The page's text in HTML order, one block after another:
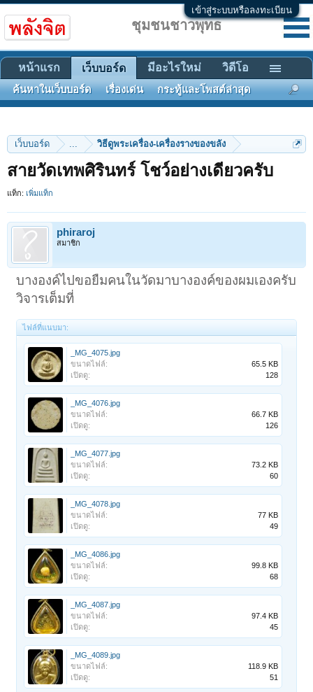
เข้าสู่ระบบหรือลงทะเบียน
เว็บบอร์ด ... วิธีดูพระเครื่อง-เครื่องรางของขลัง
สายวัดเทพศิรินทร์ โชว์อย่างเดียวครับ
แท็ก: เพิ่มแท็ก
phiraroj
สมาชิก
บางองค์ไปขอยืมคนในวัดมาบางองค์ของผมเองครับ
วิจารเต็มที่
ไฟล์ที่แนบมา:
_MG_4075.jpg
ขนาดไฟล์:
65.5 KB
เปิดดู:
128
_MG_4076.jpg
ขนาดไฟล์:
66.7 KB
เปิดดู:
126
_MG_4077.jpg
ขนาดไฟล์:
73.2 KB
เปิดดู:
60
_MG_4078.jpg
ขนาดไฟล์:
77 KB
เปิดดู:
49
_MG_4086.jpg
ขนาดไฟล์:
99.8 KB
เปิดดู:
68
_MG_4087.jpg
ขนาดไฟล์:
97.4 KB
เปิดดู:
45
_MG_4089.jpg
ขนาดไฟล์:
118.9 KB
เปิดดู:
51
ชุมชนชาวพุทธ
หน้าแรก เว็บบอร์ด
ค้นหาในเว็บบอร์ด เรื่องเด่น กระทู้และโพสต์ล่าสุด
มีอะไรใหม่ วิดีโอ